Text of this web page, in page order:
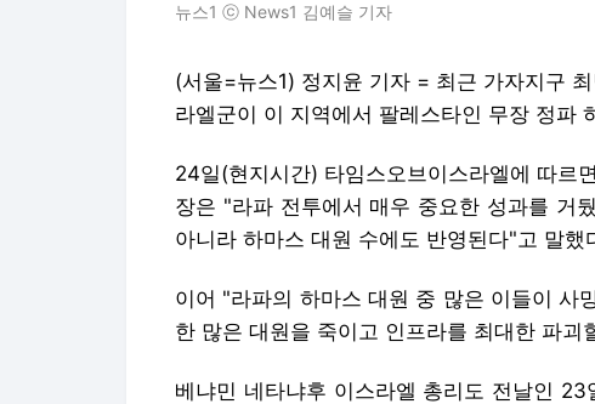
뉴스1 ⓒ News1 김예슬 기자
(서울=뉴스1) 정지윤 기자 = 최근 가자지구
라엘군이 이 지역에서 팔레스타인 무장 정파
24일(현지시간) 타임스오브이스라엘에 따르
장은 "라파 전투에서 매우 중요한 성과를 거
아니라 하마스 대원 수에도 반영된다"고 말했
이어 "라파의 하마스 대원 중 많은 이들이 사
한 많은 대원을 죽이고 인프라를 최대한 파괴
베냐민 네타냐후 이스라엘 총리도 전날인